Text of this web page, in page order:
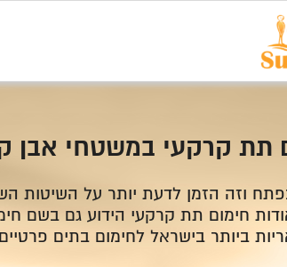
תת קרקעי במשטחי אבן
וזה הזמן לדעת יותר על השיטות
חימום תת קרקעי הידוע גם בשם
ביותר בישראל לחימום בתים